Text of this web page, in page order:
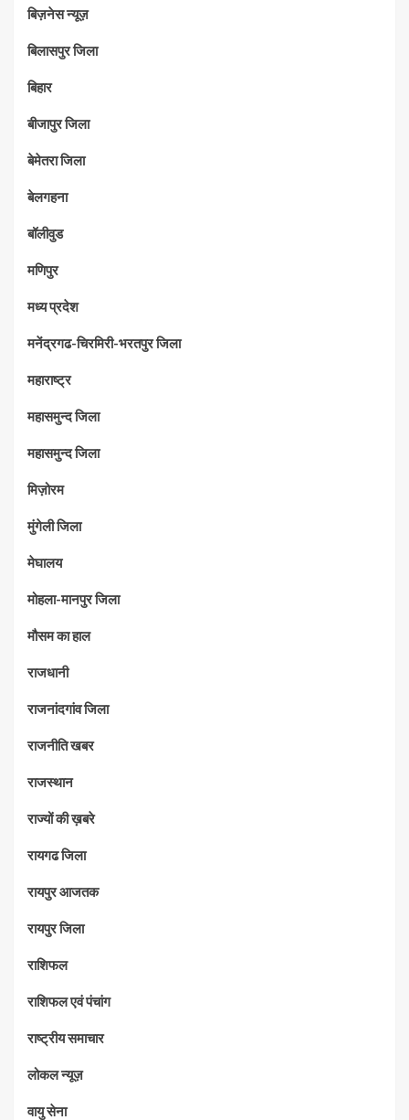
बिज़नेस न्यूज़
बिलासपुर जिला
बिहार
बीजापुर जिला
बेमेतरा जिला
बेलगहना
बॉलीवुड
मणिपुर
मध्‍य प्रदेश
मनेंद्रगढ-चिरमिरी-भरतपुर जिला
महाराष्‍ट्र
महासमुन्द जिला
महासमुन्द जिला
मिज़ोरम
मुंगेली जिला
मेघालय
मोहला-मानपुर जिला
मौसम का हाल
राजधानी
राजनांदगांव जिला
राजनीति खबर
राजस्थान
राज्यों की ख़बरे
रायगढ जिला
रायपुर आजतक
रायपुर जिला
राशिफल
राशिफल एवं पंचांग
राष्ट्रीय समाचार
लोकल न्यूज़
वायु सेना